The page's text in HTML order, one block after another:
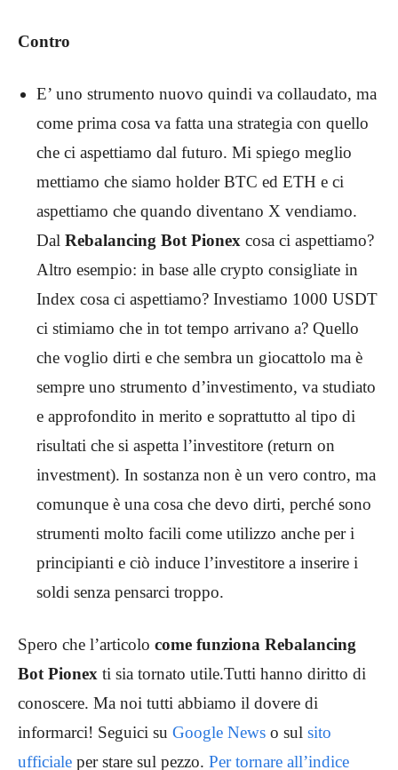
Contro
E’ uno strumento nuovo quindi va collaudato, ma
come prima cosa va fatta una strategia con quello
che ci aspettiamo dal futuro. Mi spiego meglio
mettiamo che siamo holder BTC ed ETH e ci
aspettiamo che quando diventano X vendiamo.
Dal Rebalancing Bot Pionex cosa ci aspettiamo?
Altro esempio: in base alle crypto consigliate in
Index cosa ci aspettiamo? Investiamo 1000 USDT
ci stimiamo che in tot tempo arrivano a? Quello
che voglio dirti e che sembra un giocattolo ma è
sempre uno strumento d’investimento, va studiato
e approfondito in merito e soprattutto al tipo di
risultati che si aspetta l’investitore (return on
investment). In sostanza non è un vero contro, ma
comunque è una cosa che devo dirti, perché sono
strumenti molto facili come utilizzo anche per i
principianti e ciò induce l’investitore a inserire i
soldi senza pensarci troppo.
Spero che l’articolo come funziona Rebalancing
Bot Pionex ti sia tornato utile.Tutti hanno diritto di
conoscere. Ma noi tutti abbiamo il dovere di
informarci! Seguici su Google News o sul sito
ufficiale per stare sul pezzo. Per tornare all’indice